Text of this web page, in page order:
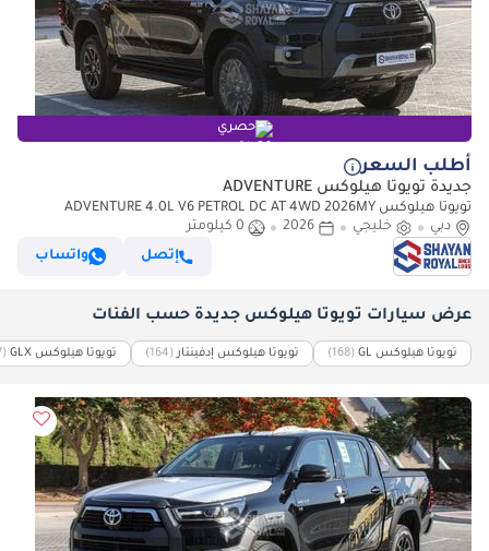
حصري
أطلب السعر
جديدة تويوتا هيلوكس ADVENTURE
تويوتا هيلوكس ADVENTURE 4.0L V6 PETROL DC AT 4WD 2026MY
دبي
خليجي 2026
0 كيلومتر
إتصل
واتساب
عرض سيارات تويوتا هيلوكس جديدة حسب الفئات
تويوتا هيلوكس GL ‏(168) تويوتا هيلوكس إدفينتار ‏(164) تويوتا هيلوكس GLX ‏(157)